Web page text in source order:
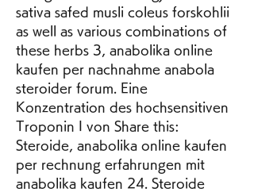
sativa safed musli coleus forskohlii
as well as various combinations of
these herbs 3, anabolika online
kaufen per nachnahme anabola
steroider forum. Eine
Konzentration des hochsensitiven
Troponin I von Share this:
Steroide, anabolika online kaufen
per rechnung erfahrungen mit
anabolika kaufen 24. Steroide